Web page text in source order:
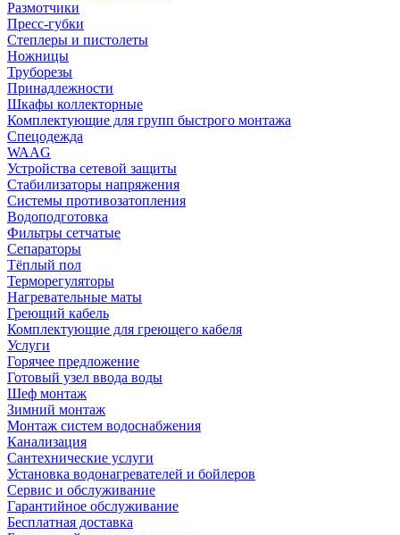
Размотчики
Пресс-губки
Степлеры и пистолеты
Ножницы
Труборезы
Принадлежности
Шкафы коллекторные
Комплектующие для групп быстрого монтажа
Спецодежда
WAAG
Устройства сетевой защиты
Стабилизаторы напряжения
Системы противозатопления
Водоподготовка
Фильтры сетчатые
Сепараторы
Тёплый пол
Терморегуляторы
Нагревательные маты
Греющий кабель
Комплектующие для греющего кабеля
Услуги
Горячее предложение
Готовый узел ввода воды
Шеф монтаж
Зимний монтаж
Монтаж систем водоснабжения
Канализация
Сантехнические услуги
Установка водонагревателей и бойлеров
Сервис и обслуживание
Гарантийное обслуживание
Бесплатная доставка